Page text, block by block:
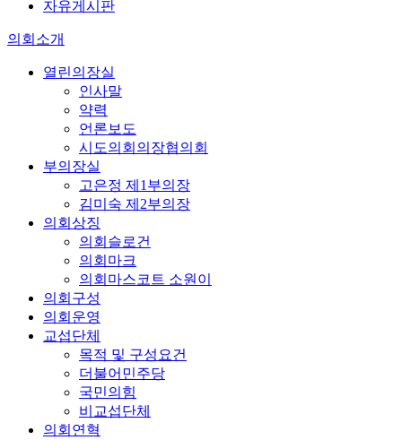
자유게시판
의회소개
열린의장실
인사말
약력
언론보도
시도의회의장협의회
부의장실
고은정 제1부의장
김미숙 제2부의장
의회상징
의회슬로건
의회마크
의회마스코트 소원이
의회구성
의회운영
교섭단체
목적 및 구성요건
더불어민주당
국민의힘
비교섭단체
의회연혁